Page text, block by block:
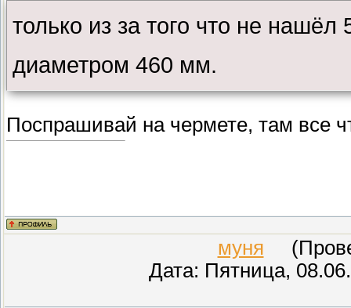
только из за того что не
диаметром 460 мм.
Поспрашивай на чермете, там все
муня
Дата: Пятница,